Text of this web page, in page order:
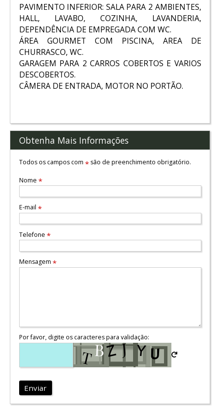
PAVIMENTO INFERIOR: SALA PARA 2 AMBIENTES,
HALL, LAVABO, COZINHA, LAVANDERIA,
DEPENDÊNCIA DE EMPREGADA COM WC.
ÁREA GOURMET COM PISCINA, AREA DE
CHURRASCO, WC.
GARAGEM PARA 2 CARROS COBERTOS E VARIOS
DESCOBERTOS.
CÂMERA DE ENTRADA, MOTOR NO PORTÃO.
Obtenha Mais Informações
Todos os campos com *são de preenchimento obrigatório.
Nome *
E-mail *
Telefone *
Mensagem *
Por favor, digite os caracteres para validação:
Enviar